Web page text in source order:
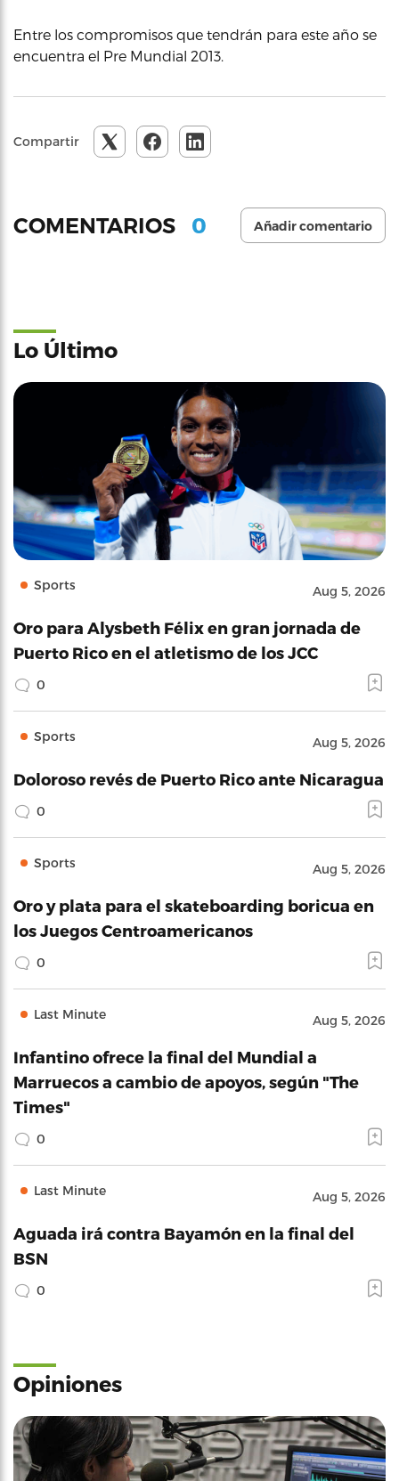
Entre los compromisos que tendrán para este año se
encuentra el Pre Mundial 2013.
Compartir
COMENTARIOS 0 Añadir comentario
Lo Último
Sports Aug 5, 2026
Oro para Alysbeth Félix en gran jornada de
Puerto Rico en el atletismo de los JCC
0
Sports Aug 5, 2026
Doloroso revés de Puerto Rico ante Nicaragua
0
Sports Aug 5, 2026
Oro y plata para el skateboarding boricua en
los Juegos Centroamericanos
0
Last Minute Aug 5, 2026
Infantino ofrece la final del Mundial a
Marruecos a cambio de apoyos, según "The
Times"
0
Last Minute Aug 5, 2026
Aguada irá contra Bayamón en la final del
BSN
0
Opiniones